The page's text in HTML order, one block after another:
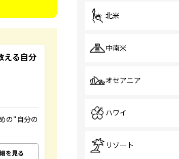
える自分
の“自分の
を見る
北米
中南米
オセアニア
ハワイ
リゾート